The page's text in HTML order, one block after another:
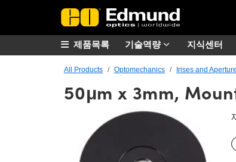
기술역량 지식센터
제품목록
All Products Optomechanics Irises and
50μm x 3mm,